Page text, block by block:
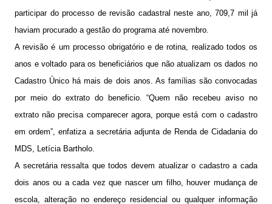
participar do processo de revisão cadastral neste ano, 709,7 mil já
haviam procurado a gestão do programa até novembro.
A revisão é um processo obrigatório e de rotina, realizado todos os
anos e voltado para os beneficiários que não atualizam os dados no
Cadastro Único há mais de dois anos. As famílias são convocadas
por meio do extrato do beneficio. “Quem não recebeu aviso no
extrato não precisa comparecer agora, porque está com o cadastro
em ordem”, enfatiza a secretária adjunta de Renda de Cidadania do
MDS, Letícia Bartholo.
A secretária ressalta que todos devem atualizar o cadastro a cada
dois anos ou a cada vez que nascer um filho, houver mudança de
escola, alteração no endereço residencial ou qualquer informação